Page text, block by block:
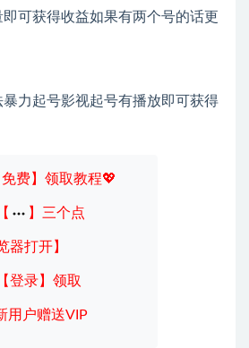
可获得收益如果有两个号的话更
费】领取教程💖
】三个点
打开】
【登录】领取
用户赠送VIP